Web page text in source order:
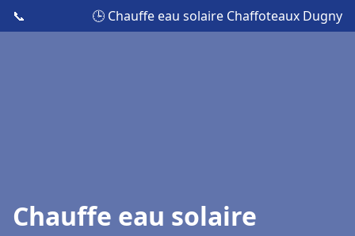
📞 🕒 Chauffe eau solaire Chaffoteaux Dugny
Chauffe eau solaire